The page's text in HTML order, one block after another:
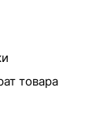
товара